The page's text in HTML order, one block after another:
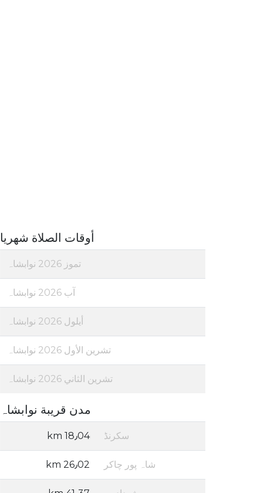
أوقات الصلاة شهريا
تموز 2026 نوابشاہ
آب 2026 نوابشاہ
أيلول 2026 نوابشاہ
تشرين الأول 2026 نوابشاہ
تشرين الثاني 2026 نوابشاہ
مدن قريبة نوابشاہ
سکرنڈ 18٫04 km
شاہ پور چاکر 26٫02 km